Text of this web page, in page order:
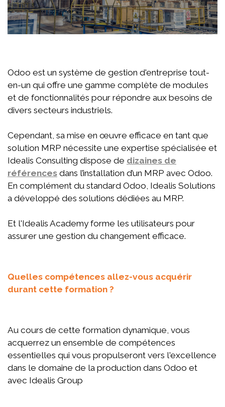
Odoo est un système de gestion d'entreprise tout-
en-un qui offre une gamme complète de modules
et de fonctionnalités pour répondre aux besoins de
divers secteurs industriels.
Cependant, sa mise en œuvre efficace en tant que
solution MRP nécessite une expertise spécialisée et
Idealis Consulting dispose de dizaines de
références dans l’installation d’un MRP avec Odoo.
En complément du standard Odoo, Idealis Solutions
a développé des solutions dédiées au MRP.
Et l'Idealis Academy forme les utilisateurs pour
assurer une gestion du changement efficace.
Quelles compétences allez-vous acquérir
durant cette formation ?
Au cours de cette formation dynamique, vous
acquerrez un ensemble de compétences
essentielles qui vous propulseront vers l'excellence
dans le domaine de la production dans Odoo et
avec Idealis Group